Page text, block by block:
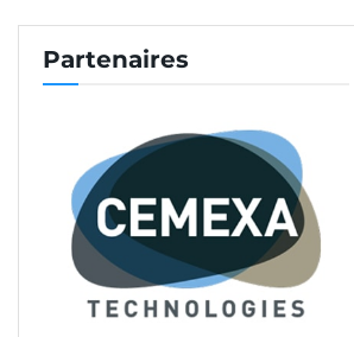
Partenaires